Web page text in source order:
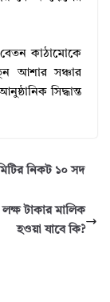
কাঠামোকে
আশার সঞ্চার
সিদ্ধান্ত
নিকট ১০ সদ
টাকার মালিক
হওয়া যাবে কি?